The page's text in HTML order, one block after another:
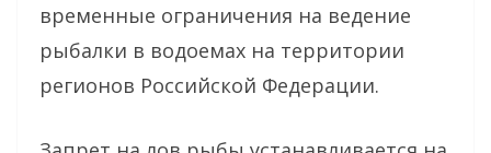
временные ограничения на ведение
рыбалки в водоемах на территории
регионов Российской Федерации.